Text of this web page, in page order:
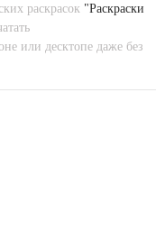
раскрасок "Раскраски
или десктопе даже без